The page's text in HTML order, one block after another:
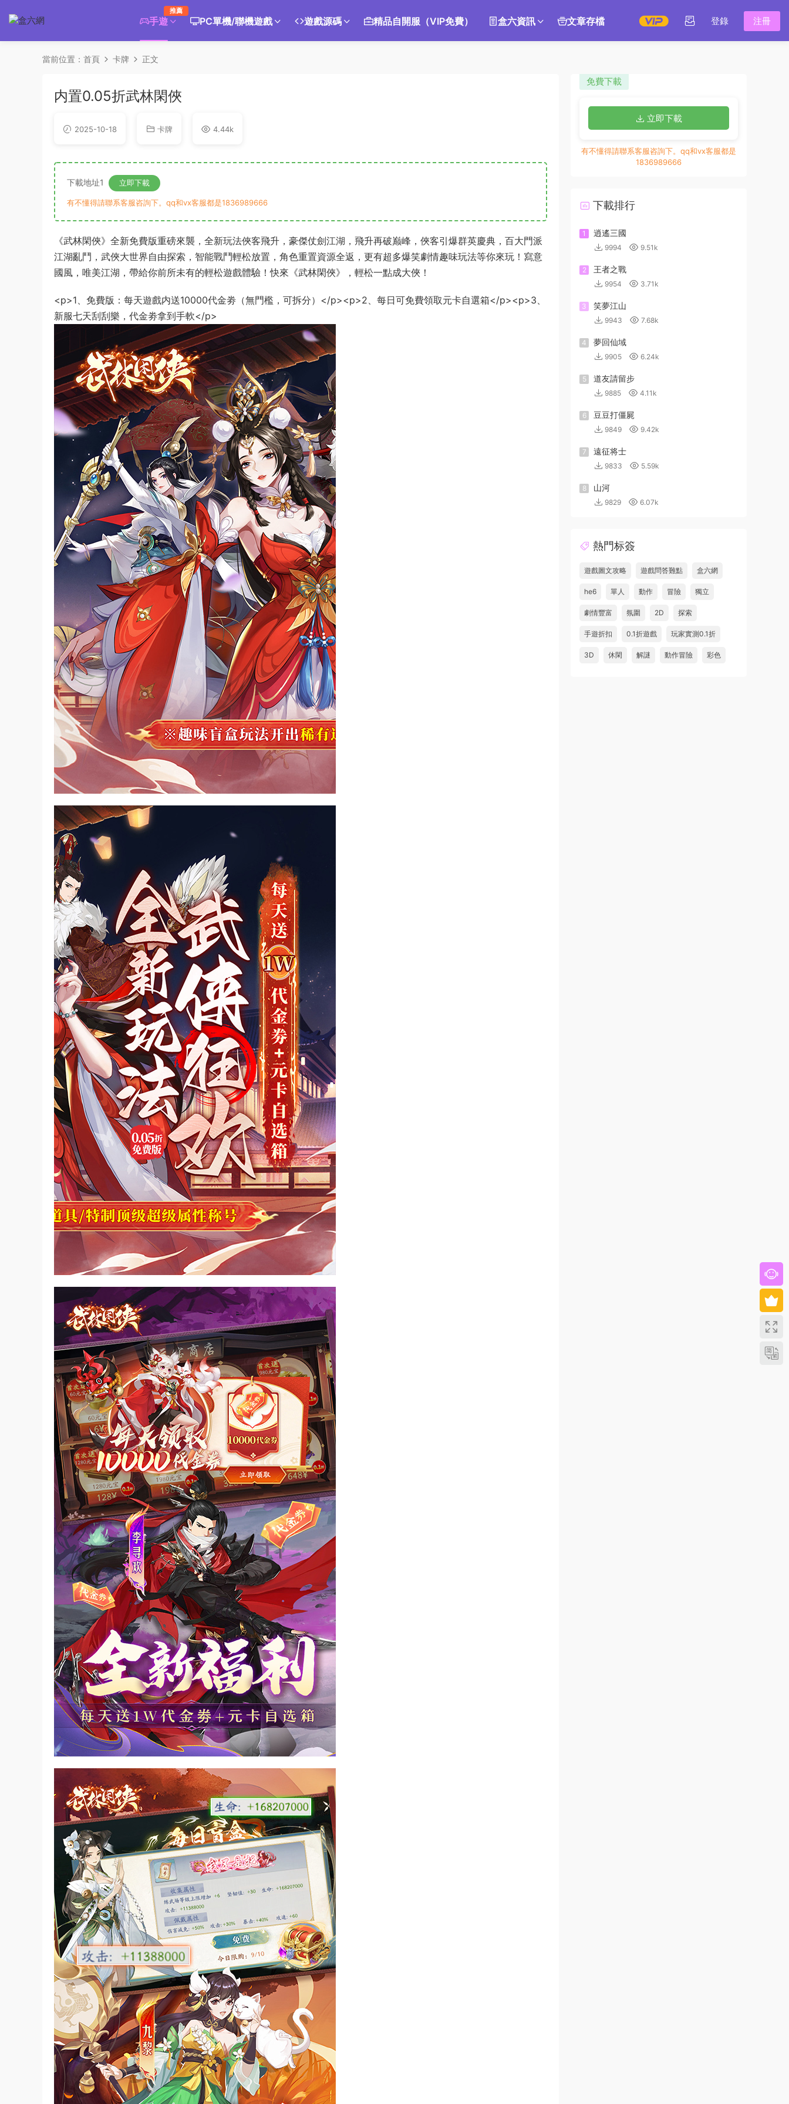
手遊
推薦
PC單機/聯機遊戲 遊戲源碼 精品自開服（VIP免費） 盒六資訊 文章存檔 登錄 注冊
當前位置： 首頁 卡牌 正文
内置0.05折武林閑俠
2025-10-18 卡牌 4.44k
下載地址1 立即下載
有不懂得請聯系客服咨詢下。qq和vx客服都是1836989666
《武林閑俠》全新免費版重磅來襲，全新玩法俠客飛升，豪傑仗劍江湖，飛升再破巅峰，俠客引爆群英慶典，百大門派
江湖亂鬥，武俠大世界自由探索，智能戰鬥輕松放置，角色重置資源全返，更有超多爆笑劇情趣味玩法等你來玩！寫意
國風，唯美江湖，帶給你前所未有的輕松遊戲體驗！快來《武林閑俠》，輕松一點成大俠！
<p>1、免費版：每天遊戲内送10000代金劵（無門檻，可拆分）</p><p>2、每日可免費領取元卡自選箱</p><p>3、
新服七天刮刮樂，代金劵拿到手軟</p>
免費下載
立即下載
有不懂得請聯系客服咨詢下。qq和vx客服都是
1836989666
下載排行
1 逍遙三國
9994 9.51k
2 王者之戰
9954 3.71k
3 笑夢江山
9943 7.68k
4 夢回仙域
9905 6.24k
5 道友請留步
9885 4.11k
6 豆豆打僵屍
9849 9.42k
7 遠征将士
9833 5.59k
8 山河
9829 6.07k
熱門标簽
遊戲圖文攻略 遊戲問答難點 盒六網
he6 單人 動作 冒險 獨立
劇情豐富 氛圍 2D 探索
手遊折扣 0.1折遊戲 玩家實測0.1折
3D 休閑 解謎 動作冒險 彩色